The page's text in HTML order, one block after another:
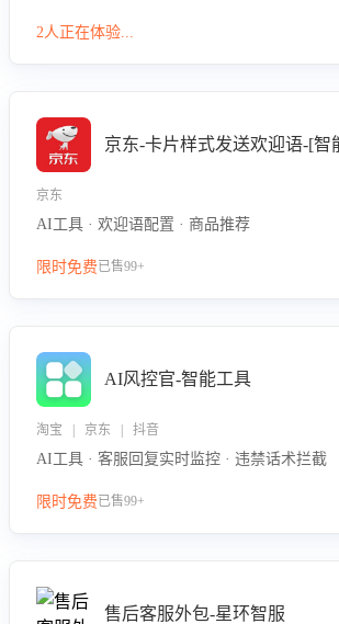
参数咨询等高频场景下的专业应对能力。
2人正在体验...
京东-卡片样式发送欢迎语-[智
京东
AI工具 · 欢迎语配置 · 商品推荐
限时免费已售99+
AI风控官-智能工具
淘宝 | 京东 | 抖音
AI工具 · 客服回复实时监控 · 违禁话术拦截
限时免费已售99+
售后客服外包-星环智服